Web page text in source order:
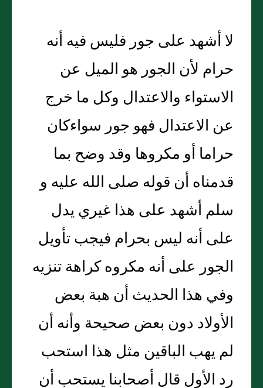
لا أشهد على جور فليس فيه أنه
حرام لأن الجور هو الميل عن
الاستواء والاعتدال وكل ما خرج
عن الاعتدال فهو جور سواءكان
حراما أو مكروها وقد وضح بما
قدمناه أن قوله صلى الله عليه و
سلم أشهد على هذا غيري يدل
على أنه ليس بحرام فيجب تأويل
الجور على أنه مكروه كراهة تنزيه
وفي هذا الحديث أن هبة بعض
الأولاد دون بعض صحيحة وأنه أن
لم يهب الباقين مثل هذا استحب
رد الأول قال أصحابنا يستحب أن